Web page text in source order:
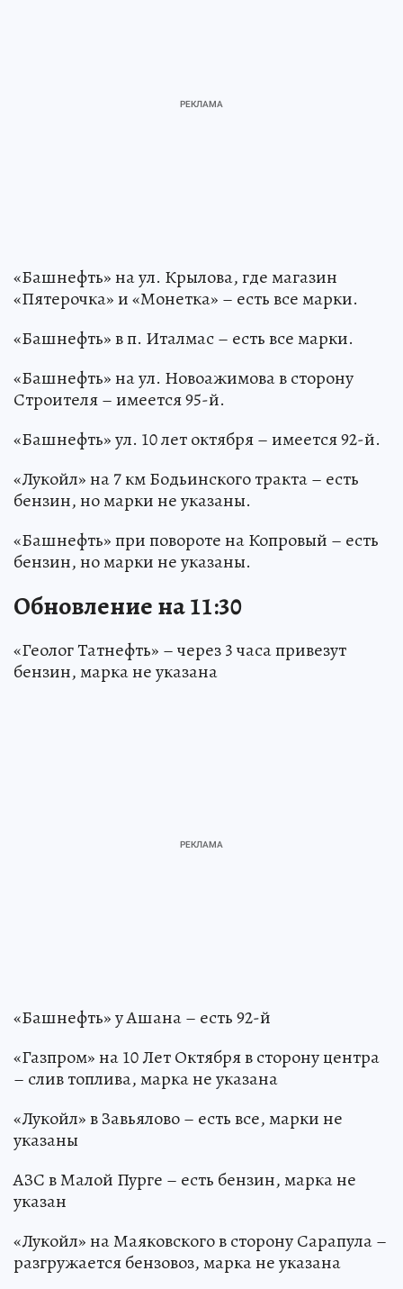
«Башнефть» на ул. Крылова, где магазин
«Пятерочка» и «Монетка» – есть все марки.
«Башнефть» в п. Италмас – есть все марки.
«Башнефть» на ул. Новоажимова в сторону
Строителя – имеется 95-й.
«Башнефть» ул. 10 лет октября – имеется 92-й.
«Лукойл» на 7 км Бодьинского тракта – есть
бензин, но марки не указаны.
«Башнефть» при повороте на Копровый – есть
бензин, но марки не указаны.
Обновление на 11:30
«Геолог Татнефть» – через 3 часа привезут
бензин, марка не указана
«Башнефть» у Ашана – есть 92-й
«Газпром» на 10 Лет Октября в сторону центра
– слив топлива, марка не указана
«Лукойл» в Завьялово – есть все, марки не
указаны
АЗС в Малой Пурге – есть бензин, марка не
указан
«Лукойл» на Маяковского в сторону Сарапула –
разгружается бензовоз, марка не указана